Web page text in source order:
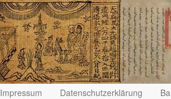
Impressum Datenschutzerklärung